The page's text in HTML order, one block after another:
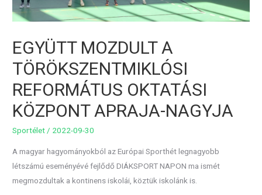
EGYÜTT MOZDULT A
TÖRÖKSZENTMIKLÓSI
REFORMÁTUS OKTATÁSI
KÖZPONT APRAJA-NAGYJA
Sportélet/ 2022-09-30
A magyar hagyományokból az Európai Sporthét legnagyobb
létszámú eseményévé fejlődő DIÁKSPORT NAPON ma ismét
megmozdultak a kontinens iskolái, köztük iskolánk is.